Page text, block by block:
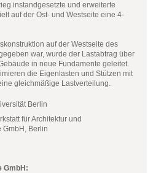
instandgesetzte und erweiterte
auf der Ost- und Westseite eine 4-
auf der Westseite des
war, wurde der Lastabtrag über
in neue Fundamente geleitet.
die Eigenlasten und Stützen mit
gleichmäßige Lastverteilung.
Berlin
für Architektur und
GmbH, Berlin
GmbH: